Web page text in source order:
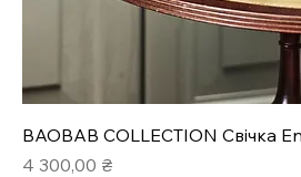
BAOBAB COLLECTION Свічка
Ціна
4 300,00 ₴